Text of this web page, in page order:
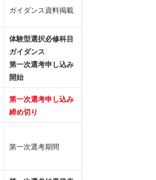
ガイダンス資料掲載
体験型選択必修科目
ガイダンス
第一次選考申し込み
開始
第一次選考申し込み
締め切り
第一次選考期間